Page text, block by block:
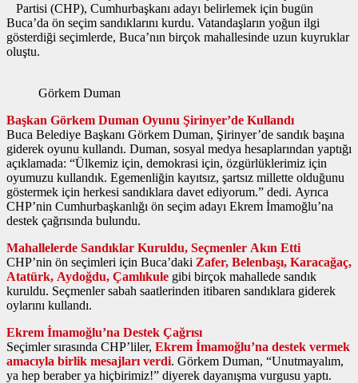
Partisi (CHP), Cumhurbaşkanı adayı belirlemek için bugün
Buca’da ön seçim sandıklarını kurdu. Vatandaşların yoğun ilgi
gösterdiği seçimlerde, Buca’nın birçok mahallesinde uzun kuyruklar
oluştu.
Görkem Duman
Başkan Görkem Duman Oyunu Şirinyer’de Kullandı
Buca Belediye Başkanı Görkem Duman, Şirinyer’de sandık başına
giderek oyunu kullandı. Duman, sosyal medya hesaplarından yaptığı
açıklamada: “Ülkemiz için, demokrasi için, özgürlüklerimiz için
oyumuzu kullandık. Egemenliğin kayıtsız, şartsız millette olduğunu
göstermek için herkesi sandıklara davet ediyorum.” dedi. Ayrıca
CHP’nin Cumhurbaşkanlığı ön seçim adayı Ekrem İmamoğlu’na
destek çağrısında bulundu.
Mahallelerde Sandıklar Kuruldu, Seçmenler Akın Etti
CHP’nin ön seçimleri için Buca’daki Zafer, Belenbaşı, Karacağaç,
Atatürk, Aydoğdu, Çamlıkule gibi birçok mahallede sandık
kuruldu. Seçmenler sabah saatlerinden itibaren sandıklara giderek
oylarını kullandı.
Ekrem İmamoğlu’na Destek Çağrısı
Seçimler sırasında CHP’liler, Ekrem İmamoğlu’na destek vermek
amacıyla birlik mesajları verdi. Görkem Duman, “Unutmayalım,
ya hep beraber ya hiçbirimiz!” diyerek dayanışma vurgusu yaptı.